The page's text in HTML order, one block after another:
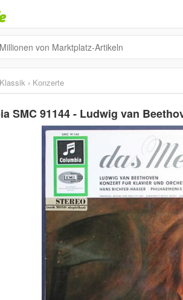
Klassik › Konzerte
SMC 91144 - Ludwig van